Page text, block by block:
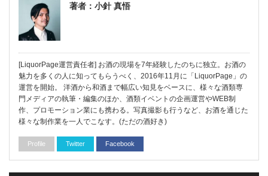
著者：小針 真悟
[LiquorPage運営責任者] お酒の現場を7年経験したのちに独立。お酒の
魅力を多くの人に知ってもらうべく、2016年11月に「LiquorPage」の
運営を開始。 洋酒から和酒まで幅広い知見をベースに、様々な酒類専
門メディアの執筆・編集のほか、酒類イベントの企画運営やWEB制
作、プロモーション業にも携わる。写真撮影も行うなど、お酒を通じた
様々な制作業を一人でこなす。(ただの酒好き)
Profile Twitter Facebook